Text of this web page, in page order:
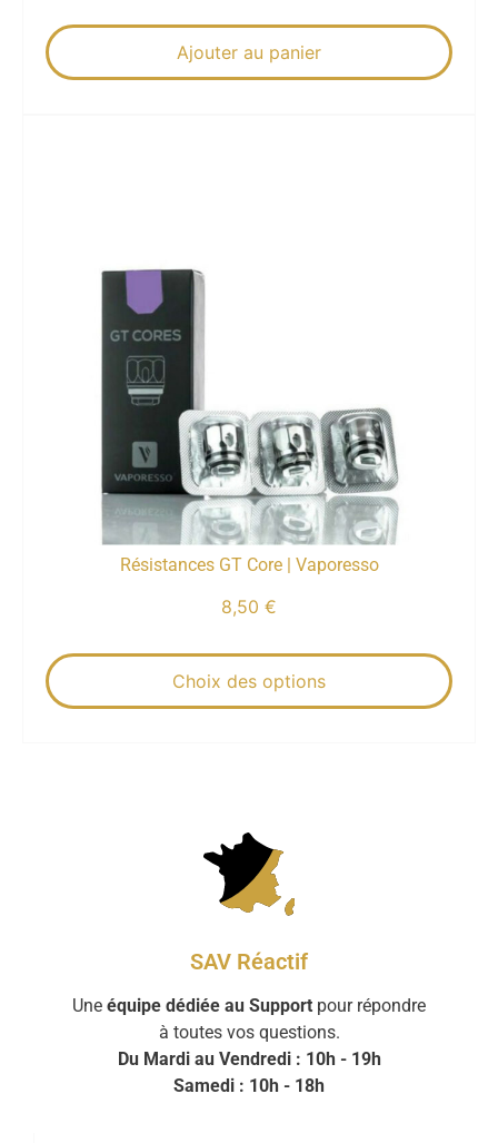
Ajouter au panier
Résistances GT Core | Vaporesso
8,50 €
Choix des options
SAV Réactif
Une équipe dédiée au Support pour répondre
à toutes vos questions.
Du Mardi au Vendredi : 10h - 19h
Samedi : 10h - 18h